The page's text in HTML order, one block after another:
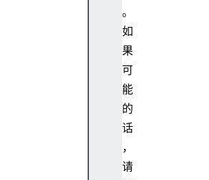
。
如
果
可
能
的
话
，
请